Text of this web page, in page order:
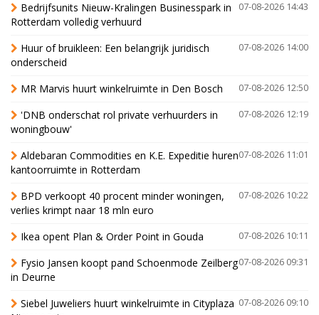
07-08-2026 14:43
Bedrijfsunits Nieuw-Kralingen Businesspark in
Rotterdam volledig verhuurd
07-08-2026 14:00
Huur of bruikleen: Een belangrijk juridisch
onderscheid
07-08-2026 12:50
MR Marvis huurt winkelruimte in Den Bosch
07-08-2026 12:19
'DNB onderschat rol private verhuurders in
woningbouw'
07-08-2026 11:01
Aldebaran Commodities en K.E. Expeditie huren
kantoorruimte in Rotterdam
07-08-2026 10:22
BPD verkoopt 40 procent minder woningen,
verlies krimpt naar 18 mln euro
07-08-2026 10:11
Ikea opent Plan & Order Point in Gouda
07-08-2026 09:31
Fysio Jansen koopt pand Schoenmode Zeilberg
in Deurne
07-08-2026 09:10
Siebel Juweliers huurt winkelruimte in Cityplaza